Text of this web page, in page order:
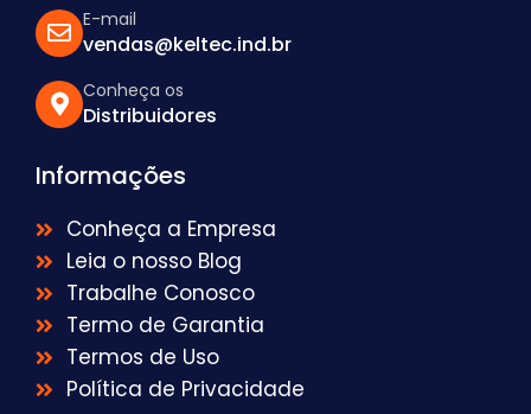
E-mail
vendas@keltec.ind.br
Conheça os
Distribuidores
Informações
Conheça a Empresa
Leia o nosso Blog
Trabalhe Conosco
Termo de Garantia
Termos de Uso
Política de Privacidade